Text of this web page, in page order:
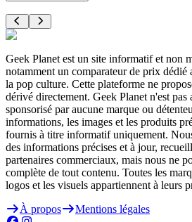
Geek Planet est un site informatif et non
notamment un comparateur de prix
la pop culture. Cette plateforme ne
dérivé directement. Geek Planet n'est
sponsorisé par aucune marque ou
informations, les images et les produits
fournis à titre informatif uniquement.
des informations précises et à jour,
partenaires commerciaux, mais nous ne
complète de tout contenu. Toutes les
logos et les visuels appartiennent à leurs
À propos
Mentions légales